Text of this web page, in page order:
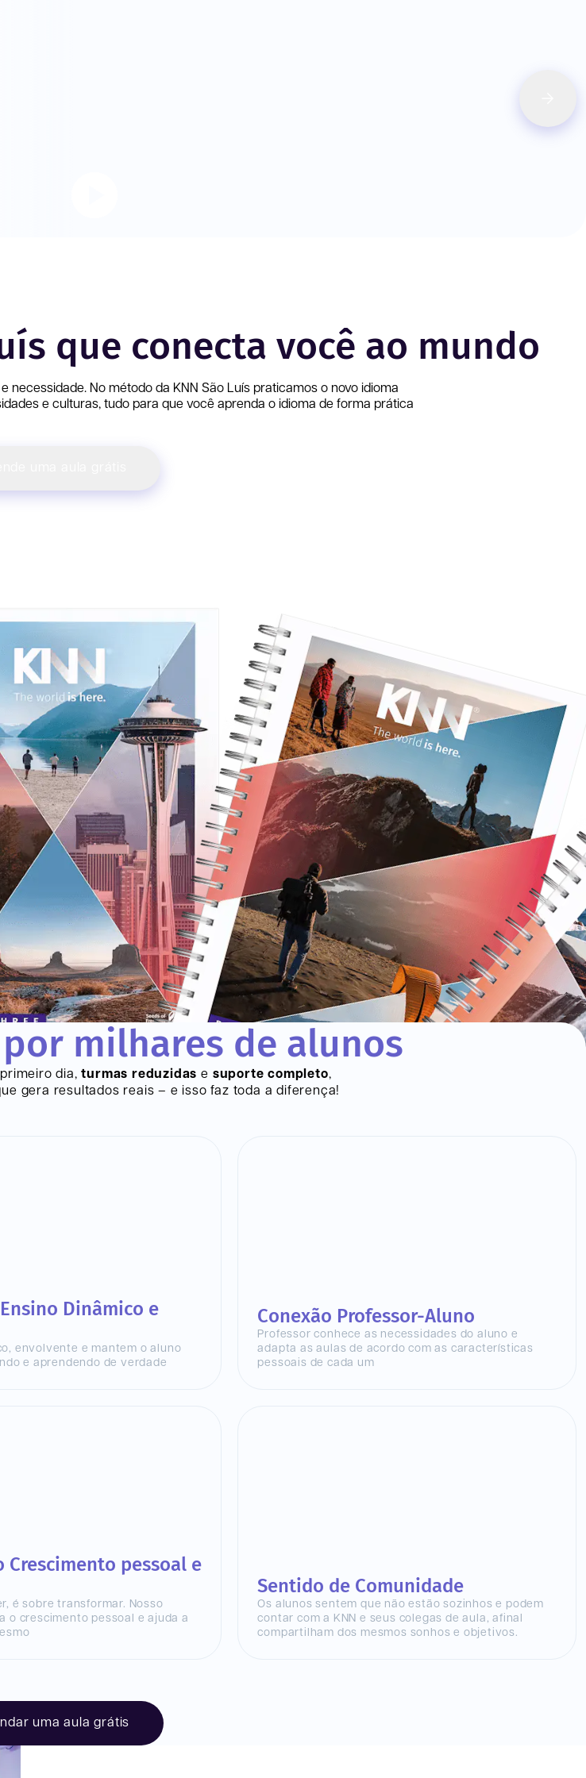
que conecta você ao mundo
necessidade. No método da KNN São Luís praticamos o novo idioma
e culturas, tudo para que você aprenda o idioma de forma prática
milhares de alunos
dia, turmas reduzidas e suporte completo,
gera resultados reais – e isso faz toda a diferença!
Dinâmico e
envolvente e mantem o aluno
e aprendendo de verdade
Conexão Professor-Aluno
Professor conhece as necessidades do aluno e
adapta as aulas de acordo com as características
pessoais de cada um
Crescimento pessoal e
é sobre transformar. Nosso
o crescimento pessoal e ajuda a
Sentido de Comunidade
Os alunos sentem que não estão sozinhos e podem
contar com a KNN e seus colegas de aula, afinal
compartilham dos mesmos sonhos e objetivos.
uma aula grátis